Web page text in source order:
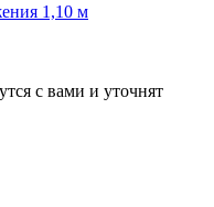
1,10 м
с вами и уточнят